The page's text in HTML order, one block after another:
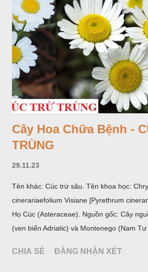
Cây Hoa Chữa Bệnh -
TRÙNG
29.11.23
Tên khác: Cúc trừ sâu. Tên khoa học:
cinerariaefolium Visiane [Pyrethrum
Họ Cúc (Asteraceae). Nguồn gốc: Cây
(ven biển Adriatic) và Montenego (Nam Tư
trồng để khai thác: Pháp, Nga, Đức, Nam
CHIA SẺ ĐĂNG NHẬN XÉT